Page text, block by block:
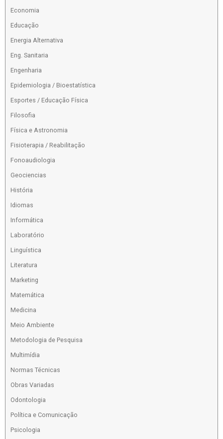
Economia
Educação
Energia Alternativa
Eng. Sanitaria
Engenharia
Epidemiologia / Bioestatística
Esportes / Educação Física
Filosofia
Física e Astronomia
Fisioterapia / Reabilitação
Fonoaudiologia
Geociencias
História
Idiomas
Informática
Laboratório
Linguística
Literatura
Marketing
Matemática
Medicina
Meio Ambiente
Metodologia de Pesquisa
Multimídia
Normas Técnicas
Obras Variadas
Odontologia
Política e Comunicação
Psicologia